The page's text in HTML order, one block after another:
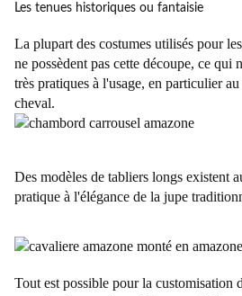
Les tenues historiques ou fantaisie
La plupart des costumes utilisés pour
ne possèdent pas cette découpe, ce qui
très pratiques à l'usage, en particulier
cheval.
Des modèles de tabliers longs existent
pratique à l'élégance de la jupe
Tout est possible pour la customisation